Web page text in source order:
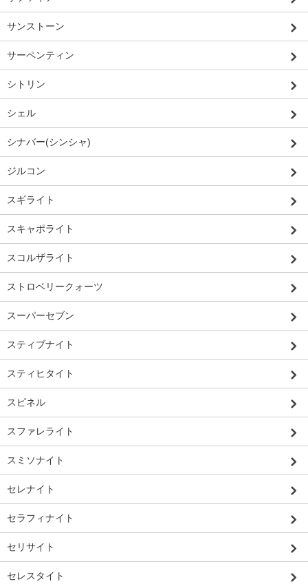
サンストーン
サーペンティン
シトリン
シェル
シナバー(シンシャ)
ジルコン
スギライト
スキャポライト
スコルザライト
ストロベリークォーツ
スーパーセブン
スティブナイト
スティヒタイト
スピネル
スファレライト
スミソナイト
セレナイト
セラフィナイト
セリサイト
セレスタイト